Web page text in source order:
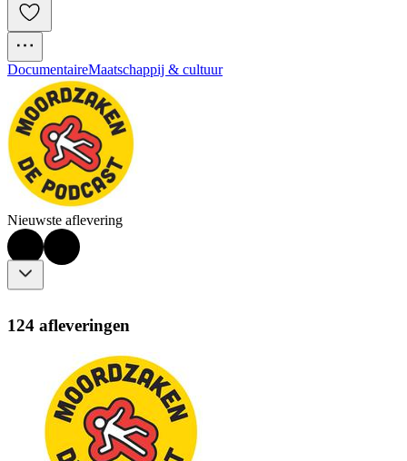
DocumentaireMaatschappij & cultuur
Nieuwste aflevering
124 afleveringen